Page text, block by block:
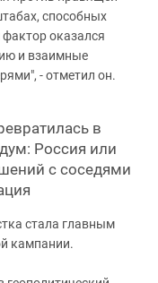
способных
оказался
и взаимные
- отметил он.
в
Россия или
с соседями
стала главным
кампании.